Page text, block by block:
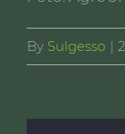
By Sulgesso |